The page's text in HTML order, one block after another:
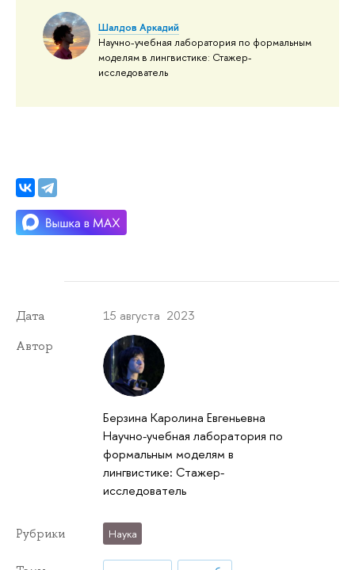
Шалдов Аркадий
Научно-учебная лаборатория по формальным
моделям в лингвистике: Стажер-
исследователь
Дата 15 августа 2023
Автор
Берзина Каролина Евгеньевна
Научно-учебная лаборатория по
формальным моделям в
лингвистике: Стажер-
исследователь
Рубрики Наука